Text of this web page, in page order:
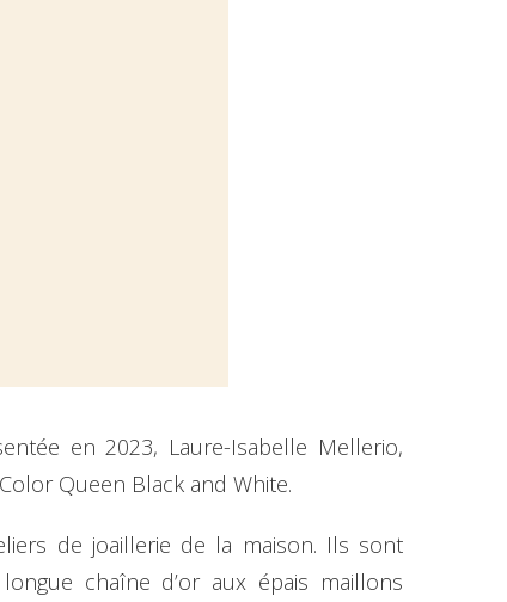
en 2023, Laure-Isabelle Mellerio,
Queen Black and White.
de joaillerie de la maison. Ils sont
chaîne d’or aux épais maillons